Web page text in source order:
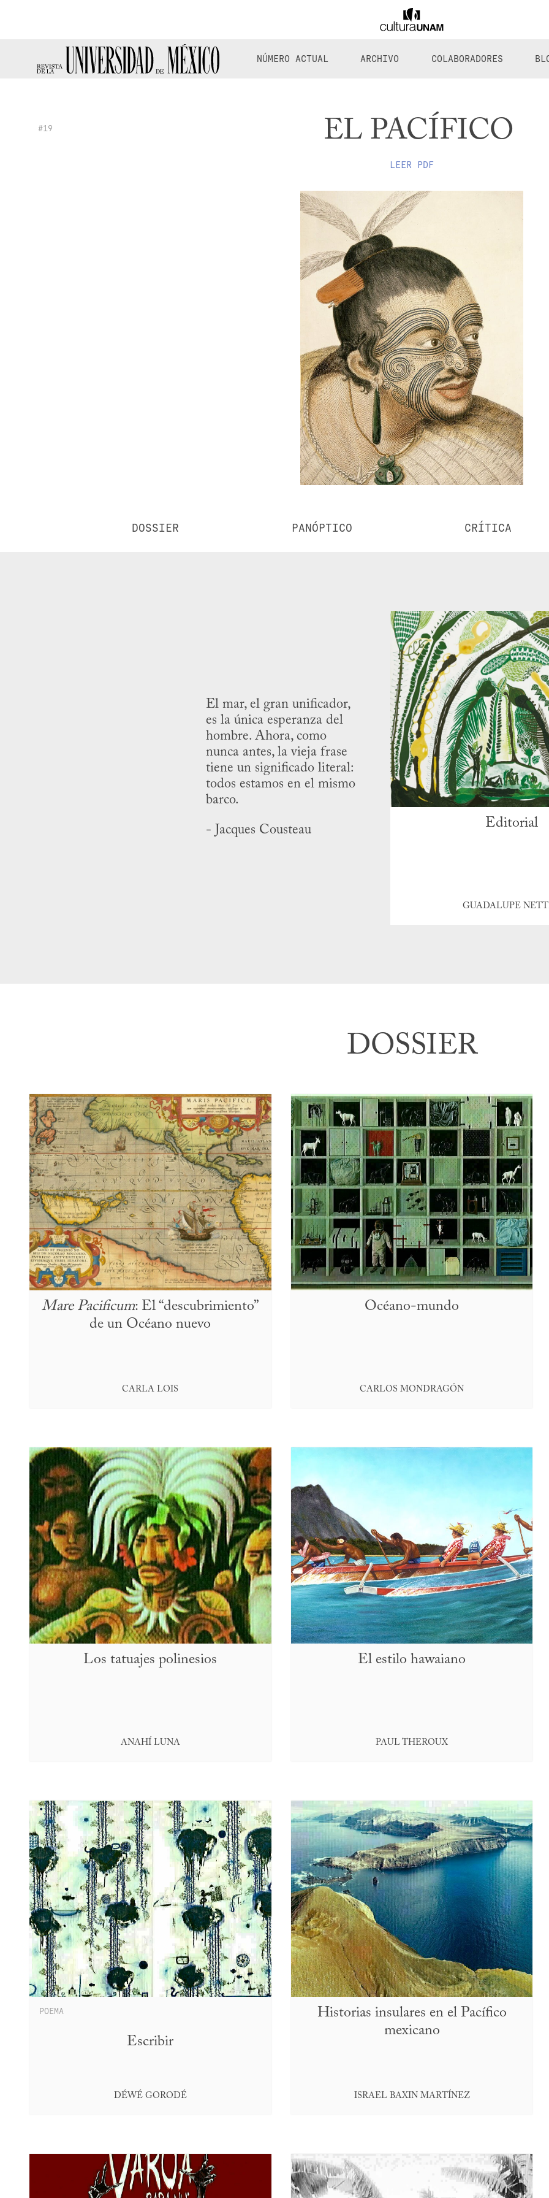
NÚMERO ACTUAL ARCHIVO COLABORADORES
#19 EL PACÍFICO
LEER PDF
DOSSIER PANÓPTICO CRÍTICA
El mar, el gran unificador,
es la única esperanza del
hombre. Ahora, como
nunca antes, la vieja frase
tiene un significado literal:
todos estamos en el mismo
barco.
- Jacques Cousteau
Editorial
GUADALUPE
DOSSIER
Mare Pacificum: El “descubrimiento”
de un Océano nuevo
CARLA LOIS
Océano-mundo
CARLOS MONDRAGÓN
Los tatuajes polinesios
ANAHÍ LUNA
El estilo hawaiano
PAUL THEROUX
POEMA
Escribir
DÉWÉ GORODÉ
Historias insulares en el Pacífico
mexicano
ISRAEL BAXIN MARTÍNEZ